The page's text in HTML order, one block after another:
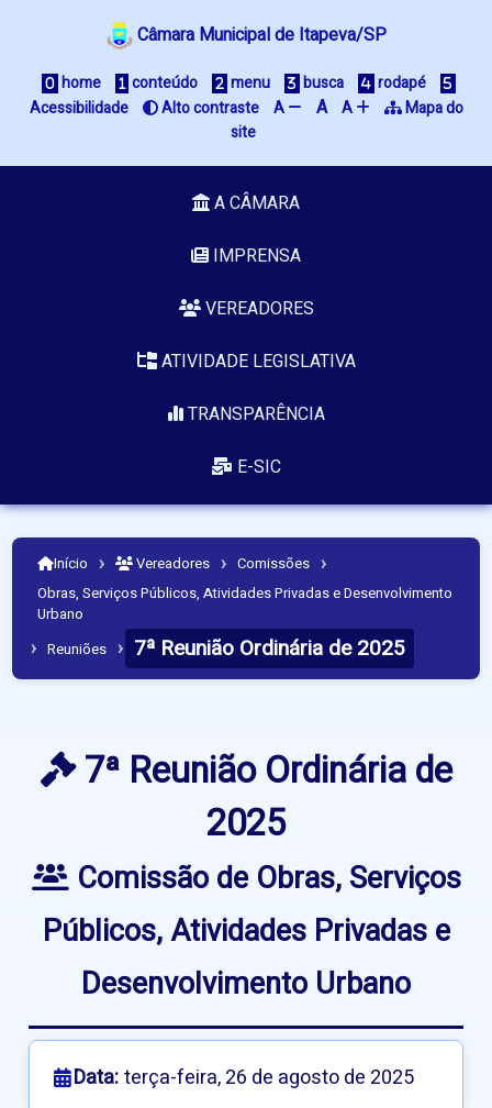
Câmara Municipal de Itapeva/SP
home conteúdo menu busca
rodapé
Acessibilidade
Alto contraste A A A
Mapa do
site
A CÂMARA
IMPRENSA
VEREADORES
ATIVIDADE LEGISLATIVA
TRANSPARÊNCIA
E-SIC
Início › Vereadores › Comissões ›
Obras, Serviços Públicos, Atividades Privadas e Desenvolvimento
Urbano
› Reuniões › 7ª Reunião Ordinária de 2025
7ª Reunião Ordinária de
2025
Comissão de Obras, Serviços
Públicos, Atividades Privadas e
Desenvolvimento Urbano
Data:terça-feira, 26 de agosto de 2025